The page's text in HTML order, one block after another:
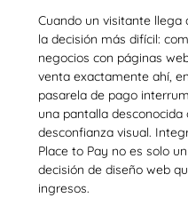
Cuando un visitante
la decisión más difícil:
negocios con páginas
venta exactamente ahí,
pasarela de pago
una pantalla
desconfianza visual.
Place to Pay no es solo
decisión de diseño web
ingresos.